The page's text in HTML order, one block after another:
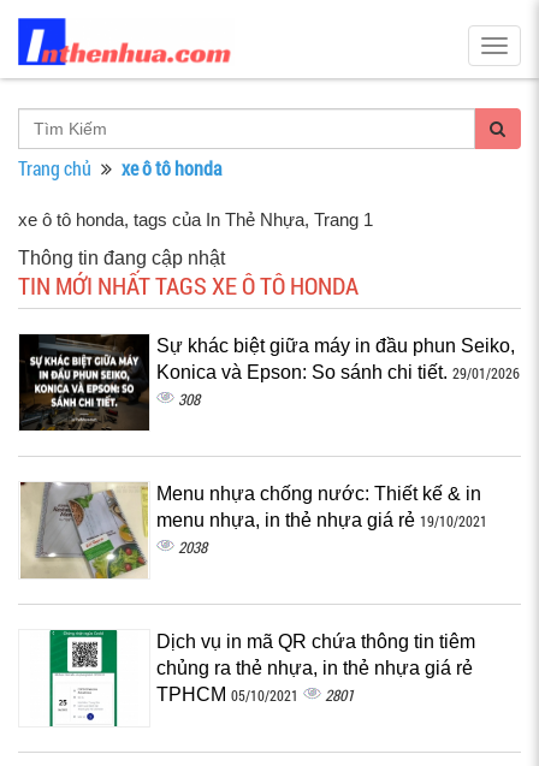
Trang chủ xe ô tô honda
xe ô tô honda, tags của In Thẻ Nhựa, Trang 1
Thông tin đang cập nhật
TIN MỚI NHẤT TAGS XE Ô TÔ HONDA
Sự khác biệt giữa máy in đầu phun Seiko,
Konica và Epson: So sánh chi tiết. 29/01/2026
308
Menu nhựa chống nước: Thiết kế & in
menu nhựa, in thẻ nhựa giá rẻ 19/10/2021
2038
Dịch vụ in mã QR chứa thông tin tiêm
chủng ra thẻ nhựa, in thẻ nhựa giá rẻ
TPHCM 05/10/2021 2801